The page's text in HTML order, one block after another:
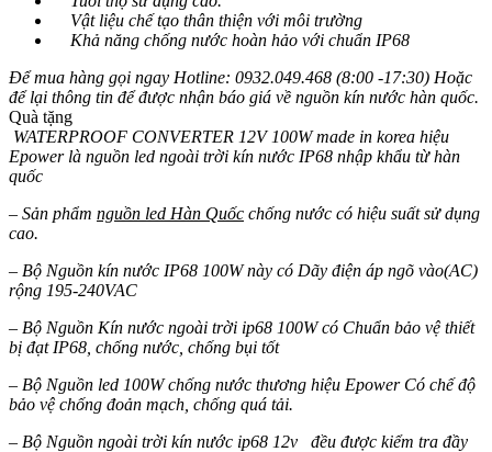
Vật liệu chế tạo thân thiện với môi trường
Khả năng chống nước hoàn hảo với chuẩn IP68
Để mua hàng gọi ngay Hotline: 0932.049.468 (8:00 -17:30) Hoặc
để lại thông tin để được nhận báo giá về nguồn kín nước hàn quốc.
Quà tặng
WATERPROOF CONVERTER 12V 100W made in korea hiệu
Epower là nguồn led ngoài trời kín nước IP68 nhập khẩu từ hàn
quốc
– Sản phẩm nguồn led Hàn Quốc chống nước có hiệu suất sử dụng
cao.
– Bộ Nguồn kín nước IP68 100W này có Dãy điện áp ngõ vào(AC)
rộng 195-240VAC
– Bộ Nguồn Kín nước ngoài trời ip68 100W có Chuẩn bảo vệ thiết
bị đạt IP68, chống nước, chống bụi tốt
– Bộ Nguồn led 100W chống nước thương hiệu Epower Có chế độ
bảo vệ chống đoản mạch, chống quá tải.
– Bộ Nguồn ngoài trời kín nước ip68 12v đều được kiểm tra đầy